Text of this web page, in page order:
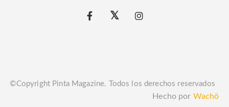
©Copyright Pinta Magazine. Todos los derechos reservados
Hecho por Wachö